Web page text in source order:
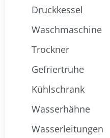
Druckkessel
Waschmaschine
Trockner
Gefriertruhe
Kühlschrank
Wasserhähne
Wasserleitungen